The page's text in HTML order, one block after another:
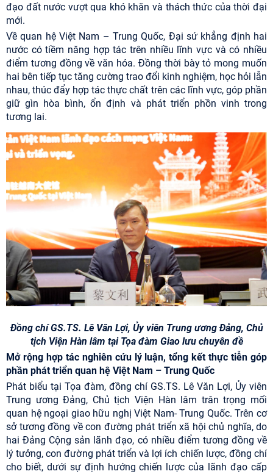
đạo đất nước vượt qua khó khăn và thách thức của thời đại
mới.
Về quan hệ Việt Nam – Trung Quốc, Đại sứ khẳng định hai
nước có tiềm năng hợp tác trên nhiều lĩnh vực và có nhiều
điểm tương đồng về văn hóa. Đồng thời bày tỏ mong muốn
hai bên tiếp tục tăng cường trao đổi kinh nghiệm, học hỏi lẫn
nhau, thúc đẩy hợp tác thực chất trên các lĩnh vực, góp phần
giữ gìn hòa bình, ổn định và phát triển phồn vinh trong
tương lai.
Đồng chí GS.TS. Lê Văn Lợi, Ủy viên Trung ương Đảng, Chủ
tịch Viện Hàn lâm tại Tọa đàm Giao lưu chuyên đề
Mở rộng hợp tác nghiên cứu lý luận, tổng kết thực tiễn góp
phần phát triển quan hệ Việt Nam – Trung Quốc
Phát biểu tại Tọa đàm, đồng chí GS.TS. Lê Văn Lợi, Ủy viên
Trung ương Đảng, Chủ tịch Viện Hàn lâm trân trọng mối
quan hệ ngoại giao hữu nghị Việt Nam- Trung Quốc. Trên cơ
sở tương đồng về con đường phát triển xã hội chủ nghĩa, do
hai Đảng Cộng sản lãnh đạo, có nhiều điểm tương đồng về
lý tưởng, con đường phát triển và lợi ích chiến lược, đồng chí
cho biết, dưới sự định hướng chiến lược của lãnh đạo cấp